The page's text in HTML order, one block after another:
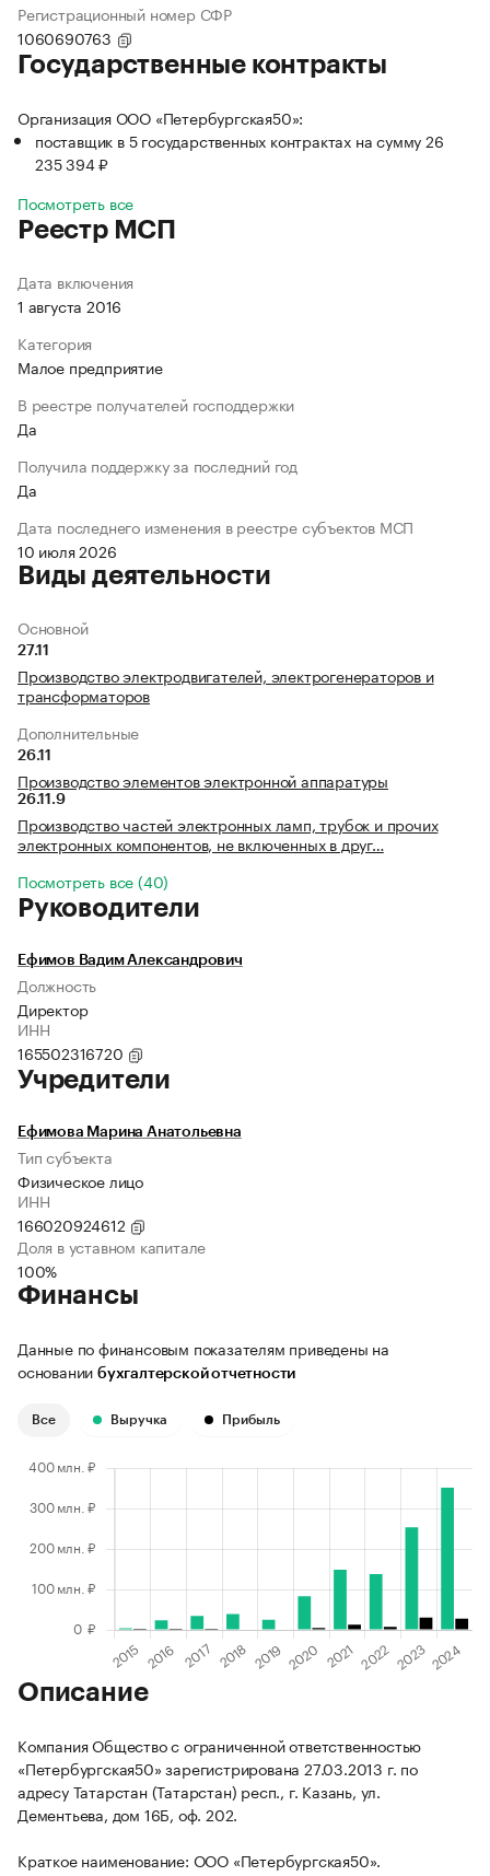
Регистрационный номер СФР
1060690763
Государственные контракты
Организация ООО «Петербургская50»:
поставщик в 5 государственных контрактах на сумму 26
235 394 ₽
Посмотреть все
Реестр МСП
Дата включения
1 августа 2016
Категория
Малое предприятие
В реестре получателей господдержки
Да
Получила поддержку за последний год
Да
Дата последнего изменения в реестре субъектов МСП
10 июля 2026
Виды деятельности
Основной
27.11
Производство электродвигателей, электрогенераторов и
трансформаторов
Дополнительные
26.11
Производство элементов электронной аппаратуры
26.11.9
Производство частей электронных ламп, трубок и прочих
электронных компонентов, не включенных в друг…
Посмотреть все (40)
Руководители
Ефимов Вадим Александрович
Должность
Директор
ИНН
165502316720
Учредители
Ефимова Марина Анатольевна
Тип субъекта
Физическое лицо
ИНН
166020924612
Доля в уставном капитале
100%
Финансы
Данные по финансовым показателям приведены на
основании бухгалтерской отчетности
Все Выручка Прибыль
Описание
Компания Общество с ограниченной ответственностью
«Петербургская50» зарегистрирована 27.03.2013 г. по
адресу Татарстан (Татарстан) респ., г. Казань, ул.
Дементьева, дом 16Б, оф. 202.
Краткое наименование: ООО «Петербургская50».